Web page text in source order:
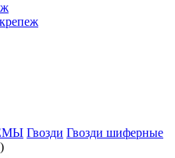
Гвозди Гвозди шиферные